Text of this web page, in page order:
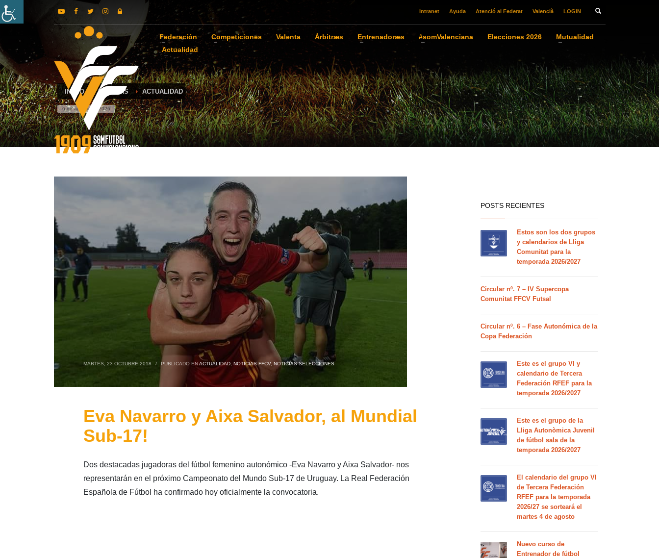
Intranet Ayuda Atenció al Federat Valencià LOGIN
Federación Competiciones Valenta Àrbitræs Entrenadoræs #somValenciana Elecciones 2026
Mutualidad
Actualidad
INICIO NOTICIAS ACTUALIDAD
6 de agosto de 2026
MARTES, 23 OCTUBRE 2018 / PUBLICADO ENACTUALIDAD, NOTICIAS FFCV, NOTICIAS SELECCIONES
Eva Navarro y Aixa Salvador, al Mundial
Sub-17!
Dos destacadas jugadoras del fútbol femenino autonómico -Eva Navarro y Aixa Salvador- nos
representarán en el próximo Campeonato del Mundo Sub-17 de Uruguay. La Real Federación
Española de Fútbol ha confirmado hoy oficialmente la convocatoria.
POSTS RECIENTES
Estos son los dos grupos
y calendarios de Lliga
Comunitat para la
temporada 2026/2027
Circular nº. 7 – IV Supercopa
Comunitat FFCV Futsal
Circular nº. 6 – Fase Autonómica de la
Copa Federación
Este es el grupo VI y
calendario de Tercera
Federación RFEF para la
temporada 2026/2027
Este es el grupo de la
Lliga Autonòmica Juvenil
de fútbol sala de la
temporada 2026/2027
El calendario del grupo VI
de Tercera Federación
RFEF para la temporada
2026/27 se sorteará el
martes 4 de agosto
Nuevo curso de
Entrenador de fútbol